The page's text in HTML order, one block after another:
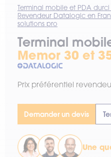
Terminal mobile et PDA
Revendeur Datalogic en
solutions pro
Terminal
Memor 30 et
Prix préférentiel
Demander un devis
Une